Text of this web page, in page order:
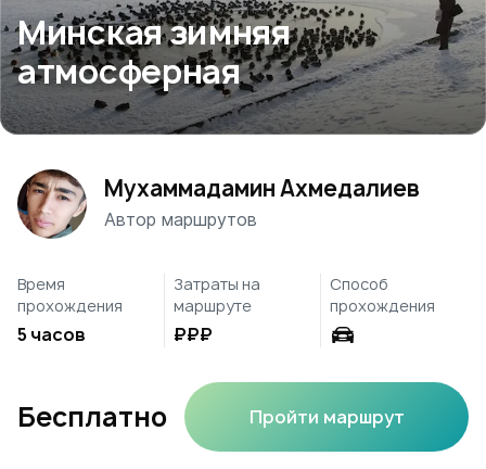
Минская зимняя
атмосферная
Мухаммадамин Ахмедалиев
Автор маршрутов
Время
прохождения
5 часов
Затраты на
маршруте
₽₽₽
Способ
прохождения
Бесплатно Пройти маршрут